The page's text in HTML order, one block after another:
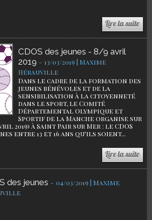
CDOS des jeunes - 8/9 avril
2019 - 13/03/2019 | Maxime
Hérauville
Dans le cadre de la formation des
jeunes bénévoles et de la
sensibilisation à la citoyenneté
dans le sport, le Comité
Départemental Olympique et
Sportif de la Manche organise sur
2019) à Saint Pair sur Mer : le CDOS
entre 13 et 16 ans qu'ils soient...
des jeunes - 04/03/2019 | Maxime